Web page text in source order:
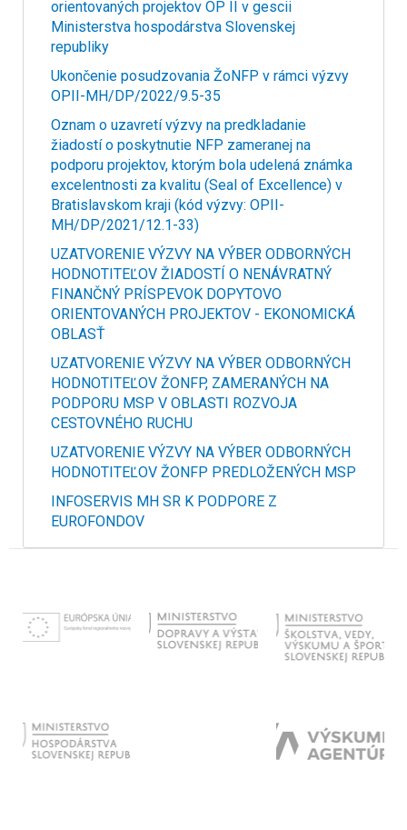
orientovaných projektov OP II v gescii
Ministerstva hospodárstva Slovenskej
republiky
Ukončenie posudzovania ŽoNFP v rámci výzvy
OPII-MH/DP/2022/9.5-35
Oznam o uzavretí výzvy na predkladanie
žiadostí o poskytnutie NFP zameranej na
podporu projektov, ktorým bola udelená známka
excelentnosti za kvalitu (Seal of Excellence) v
Bratislavskom kraji (kód výzvy: OPII-
MH/DP/2021/12.1-33)
UZATVORENIE VÝZVY NA VÝBER ODBORNÝCH
HODNOTITEĽOV ŽIADOSTÍ O NENÁVRATNÝ
FINANČNÝ PRÍSPEVOK DOPYTOVO
ORIENTOVANÝCH PROJEKTOV - EKONOMICKÁ
OBLASŤ
UZATVORENIE VÝZVY NA VÝBER ODBORNÝCH
HODNOTITEĽOV ŽONFP, ZAMERANÝCH NA
PODPORU MSP V OBLASTI ROZVOJA
CESTOVNÉHO RUCHU
UZATVORENIE VÝZVY NA VÝBER ODBORNÝCH
HODNOTITEĽOV ŽONFP PREDLOŽENÝCH MSP
INFOSERVIS MH SR K PODPORE Z
EUROFONDOV